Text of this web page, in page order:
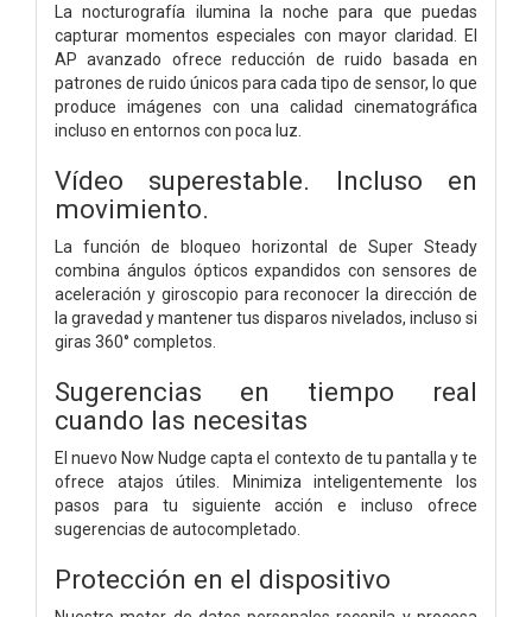
La nocturografía ilumina la noche para que puedas
capturar momentos especiales con mayor claridad. El
AP avanzado ofrece reducción de ruido basada en
patrones de ruido únicos para cada tipo de sensor, lo que
produce imágenes con una calidad cinematográfica
incluso en entornos con poca luz.
Vídeo superestable. Incluso en
movimiento.
La función de bloqueo horizontal de Super Steady
combina ángulos ópticos expandidos con sensores de
aceleración y giroscopio para reconocer la dirección de
la gravedad y mantener tus disparos nivelados, incluso si
giras 360° completos.
Sugerencias en tiempo real
cuando las necesitas
El nuevo Now Nudge capta el contexto de tu pantalla y te
ofrece atajos útiles. Minimiza inteligentemente los
pasos para tu siguiente acción e incluso ofrece
sugerencias de autocompletado.
Protección en el dispositivo